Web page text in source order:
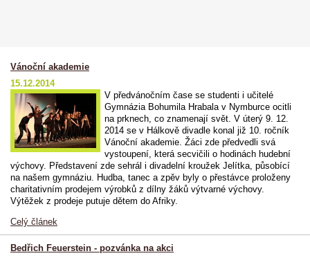
Vánoční akademie
15.12.2014
V předvánočním čase se studenti i učitelé
Gymnázia Bohumila Hrabala v Nymburce ocitli
na prknech, co znamenají svět. V úterý 9. 12.
2014 se v Hálkově divadle konal již 10. ročník
Vánoční akademie. Žáci zde předvedli svá
vystoupení, která secvičili o hodinách hudební
výchovy. Představení zde sehrál i divadelní kroužek Jelítka, působící
na našem gymnáziu. Hudba, tanec a zpěv byly o přestávce proloženy
charitativním prodejem výrobků z dílny žáků výtvarné výchovy.
Výtěžek z prodeje putuje dětem do Afriky.
Celý článek
Bedřich Feuerstein - pozvánka na akci